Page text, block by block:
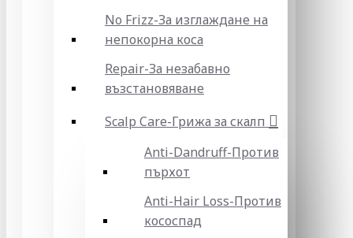
No Frizz-За изглаждане на
непокорна коса
Repair-За незабавно
възстановяване
Scalp Care-Грижа за скалп
Anti-Dandruff-Против
пърхот
Anti-Hair Loss-Против
кососпад